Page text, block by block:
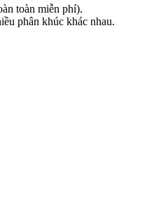
toàn miễn phí).
phân khúc khác nhau.